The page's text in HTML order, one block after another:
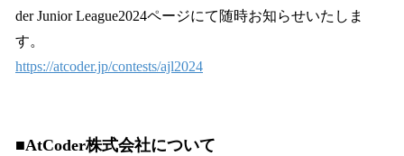
der Junior League2024ページにて随時お知らせいたしま
す。
https://atcoder.jp/contests/ajl2024
■AtCoder株式会社について